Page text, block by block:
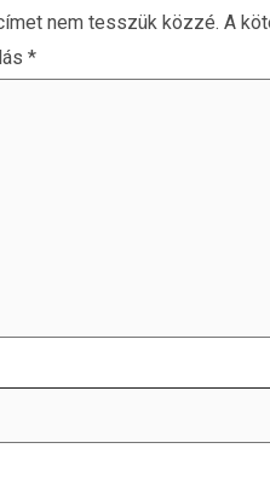
nem tesszük közzé. A
*